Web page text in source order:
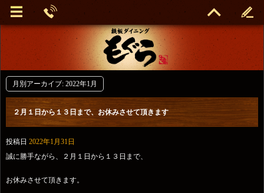
月別アーカイブ: 2022年1月
２月１日から１３日まで、お休みさせて頂きます
投稿日 2022年1月31日
誠に勝手ながら、２月１日から１３日まで、
お休みさせて頂きます。